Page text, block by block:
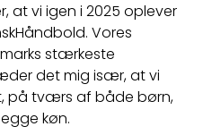
at vi igen i 2025 oplever
Vores
stærkeste
det mig især, at vi
på tværs af både børn,
køn.